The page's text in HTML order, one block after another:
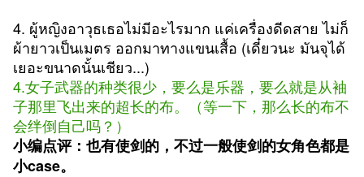
4. ผู้หญิงอาวุธเธอไม่มีอะไรมาก แค่เครื่องดีดสาย ไม่ก็
ผ้ายาวเป็นเมตร ออกมาทางแขนเสื้อ (เดี๋ยวนะ มันจุได้
เยอะขนาดนั้นเชียว...)
4.女子武器的种类很少，要么是乐器，要么就是从袖
子那里飞出来的超长的布。（等一下，那么长的布不
会绊倒自己吗？）
小编点评：也有使剑的，不过一般使剑的女角色都是
小case。